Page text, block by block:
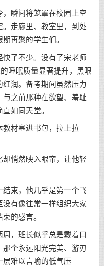
瞬间将笼罩在校园上空
走廊里、教室里，到处
再聚的学生们。
了不少。没有了宋老师
睡眠质量显著提升，黑眼
润。备考期间虽然压力
之前那种在欲望、羞耻
如同天堂。
材塞进书包，拉上拉
悄然映入眼帘，让他轻
束，他几乎是第一个飞
有像往常一样组织大家
的感言。
，班长似乎总是戴着口
个永远阳光完美、游刃
难以言喻的低气压